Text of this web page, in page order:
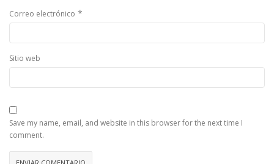
Correo electrónico *
Sitio web
Save my name, email, and website in this browser for the next time I
comment.